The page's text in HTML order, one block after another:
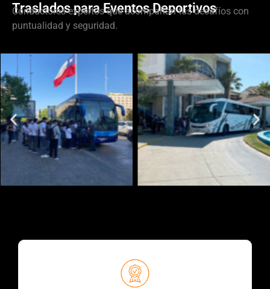
Traslados para Eventos Deportivos
Conductores expertos que acompañan tus desafíos con
puntualidad y seguridad.